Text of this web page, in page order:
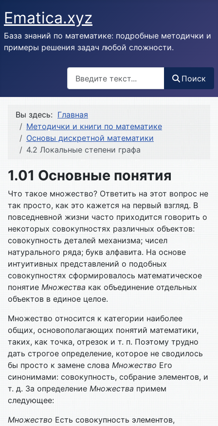
Ematica.xyz
База знаний по математике: подробные методички и
примеры решения задач любой сложности.
Поиск
Вы здесь: Главная
Методички и книги по математике
Основы дискретной математики
4.2 Локальные степени графа
1.01 Основные понятия
Что такое множество? Ответить на этот вопрос не
так просто, как это кажется на первый взгляд. В
повседневной жизни часто приходится говорить о
некоторых совокупностях различных объектов:
совокупность деталей механизма; чисел
натурального ряда; букв алфавита. На основе
интуитивных представлений о подобных
совокупностях сформирова­лось математическое
понятие Множества как объединение отдельных
объектов в единое целое.
Множество относится к категории наиболее
общих, основопо­лагающих понятий математики,
таких, как точка, отрезок и т. п. Поэто­му трудно
дать строгое определение, которое не сводилось
бы просто к замене слова Множество Его
синонимами: совокупность, собрание эле­ментов, и
т. д. За определение Множества примем
следующее:
Множество Есть совокупность элементов,